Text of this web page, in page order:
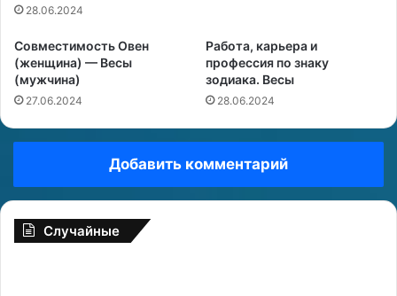
28.06.2024
Совместимость Овен
(женщина) — Весы
(мужчина)
27.06.2024
Работа, карьера и
профессия по знаку
зодиака. Весы
28.06.2024
Добавить комментарий
Случайные